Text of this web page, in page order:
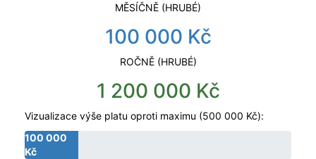
MĚSÍČNĚ (HRUBÉ)
100 000 Kč
ROČNĚ (HRUBÉ)
1 200 000 Kč
Vizualizace výše platu oproti maximu (500 000 Kč):
100 000
Kč